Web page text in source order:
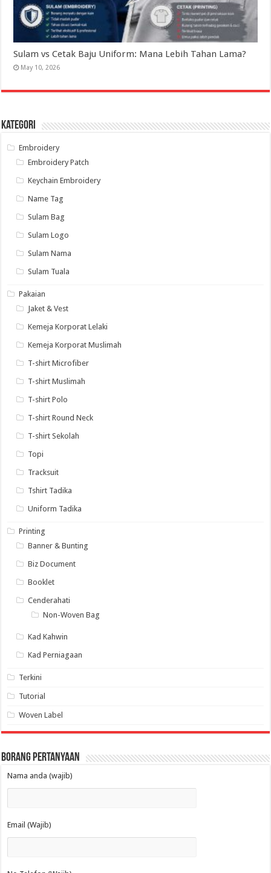
Sulam vs Cetak Baju Uniform: Mana Lebih Tahan Lama?
May 10, 2026
Kategori
Embroidery
Embroidery Patch
Keychain Embroidery
Name Tag
Sulam Bag
Sulam Logo
Sulam Nama
Sulam Tuala
Pakaian
Jaket & Vest
Kemeja Korporat Lelaki
Kemeja Korporat Muslimah
T-shirt Microfiber
T-shirt Muslimah
T-shirt Polo
T-shirt Round Neck
T-shirt Sekolah
Topi
Tracksuit
Tshirt Tadika
Uniform Tadika
Printing
Banner & Bunting
Biz Document
Booklet
Cenderahati
Non-Woven Bag
Kad Kahwin
Kad Perniagaan
Terkini
Tutorial
Woven Label
Borang Pertanyaan
Nama anda (wajib)
Email (Wajib)